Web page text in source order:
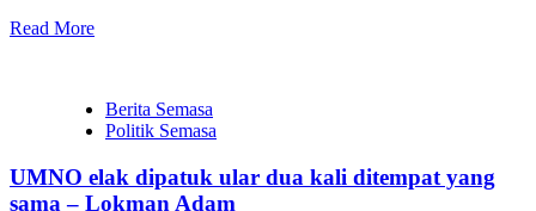
Read More
Berita Semasa
Politik Semasa
UMNO elak dipatuk ular dua kali ditempat yang
sama – Lokman Adam